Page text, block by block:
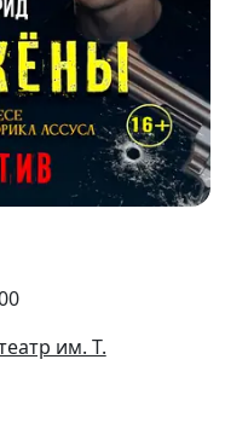
им. Т.